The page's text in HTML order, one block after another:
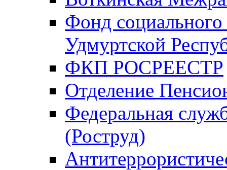
Фонд
Удмуртской
ФКП РОСРЕЕСТР
Отделение
Федеральная
(Роструд)